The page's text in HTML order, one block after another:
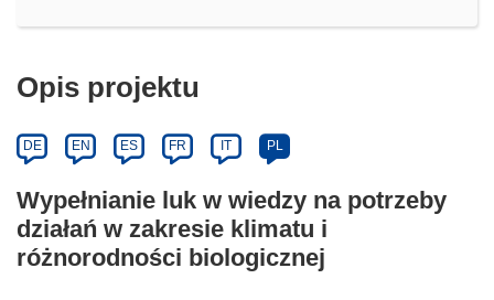
Opis projektu
DE EN ES FR IT PL
Wypełnianie luk w wiedzy na potrzeby
działań w zakresie klimatu i
różnorodności biologicznej